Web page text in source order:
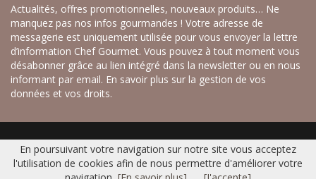
Actualités, offres promotionnelles, nouveaux produits… Ne
manquez pas nos infos gourmandes ! Votre adresse de
messagerie est uniquement utilisée pour vous envoyer la lettre
d’information Chef Gourmet. Vous pouvez à tout moment vous
désabonner grâce au lien intégré dans la newsletter ou en nous
informant par email. En savoir plus sur la gestion de vos
données et vos droits.
Accueil|Nos savoureux desserts sucrés| Nos recettes créatives salées
Gamme Fraîche|Catalogue|Contact|Plan du site|Mentions légales
© 2016 CHEF GOURMET - Réalisation Bexter
En poursuivant votre navigation sur notre site vous acceptez
l'utilisation de cookies afin de nous permettre d'améliorer votre